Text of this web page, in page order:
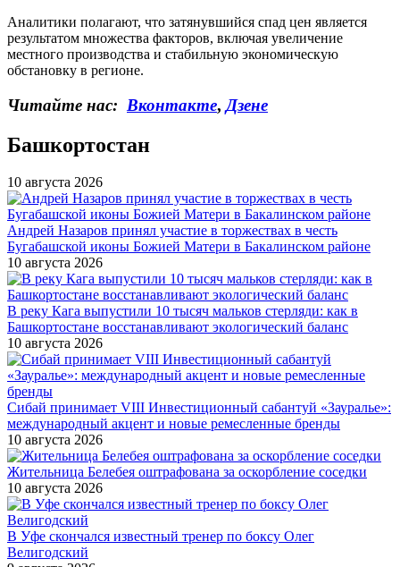
Аналитики полагают, что затянувшийся спад цен является
результатом множества факторов, включая увеличение
местного производства и стабильную экономическую
обстановку в регионе.
Читайте нас: Вконтакте, Дзене
Башкортостан
10 августа 2026
Андрей Назаров принял участие в торжествах в честь
Бугабашской иконы Божией Матери в Бакалинском районе
10 августа 2026
В реку Кага выпустили 10 тысяч мальков стерляди: как в
Башкортостане восстанавливают экологический баланс
10 августа 2026
Сибай принимает VIII Инвестиционный сабантуй «Зауралье»:
международный акцент и новые ремесленные бренды
10 августа 2026
Жительница Белебея оштрафована за оскорбление соседки
10 августа 2026
В Уфе скончался известный тренер по боксу Олег
Велигодский